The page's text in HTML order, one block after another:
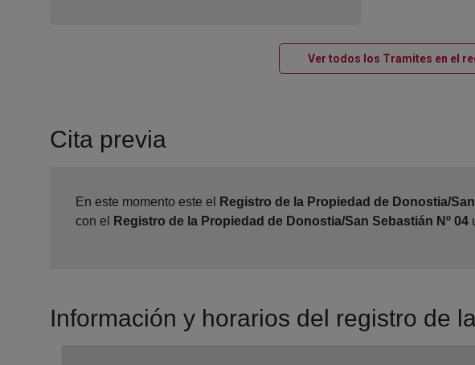
Ver todos los Tramites en el
Cita previa
En este momento este el Registro de la Propiedad de Donostia/
con el
Registro de la Propiedad de Donostia/San Sebastián Nº 04
Información y horarios del registro de